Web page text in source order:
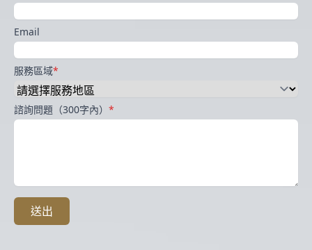
Email
服務區域*
諮詢問題（300字內） *
送出